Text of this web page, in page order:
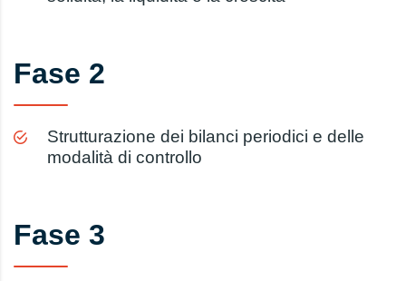
Fase 2
Strutturazione dei bilanci periodici e delle
modalità di controllo
Fase 3